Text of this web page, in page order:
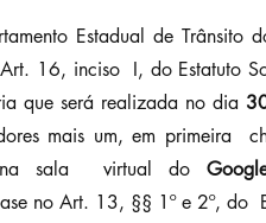
Estadual de Trânsito
16, inciso  I, do Estatuto
que será realizada no dia
mais um, em primeira
na sala  virtual do
no Art. 13, §§ 1º e 2º, do